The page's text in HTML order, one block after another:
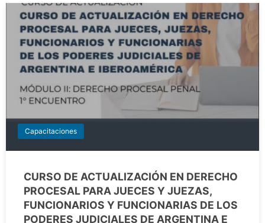
Capacitaciones
CURSO DE ACTUALIZACIÓN EN DERECHO
PROCESAL PARA JUECES Y JUEZAS,
FUNCIONARIOS Y FUNCIONARIAS DE LOS
PODERES JUDICIALES DE ARGENTINA E